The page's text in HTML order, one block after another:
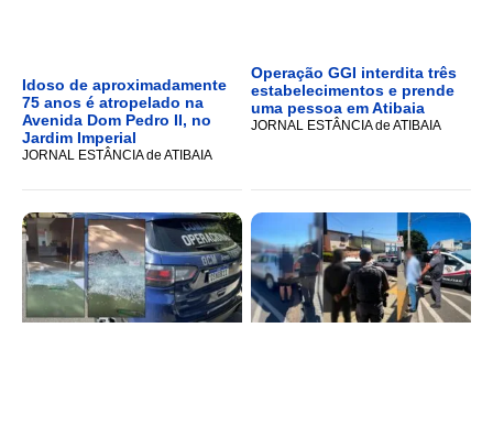
Idoso de aproximadamente
75 anos é atropelado na
Avenida Dom Pedro II, no
Jardim Imperial
JORNAL ESTÂNCIA de ATIBAIA
Operação GGI interdita três
estabelecimentos e prende
uma pessoa em Atibaia
JORNAL ESTÂNCIA de ATIBAIA